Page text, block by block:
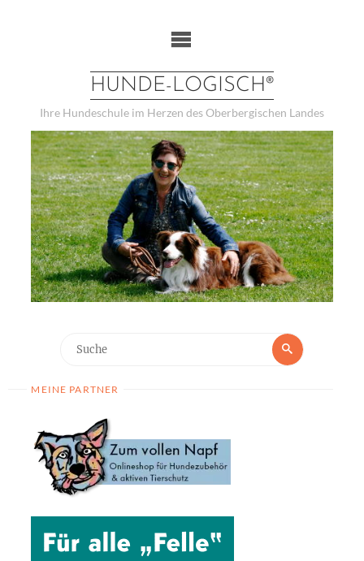
HUNDE-LOGISCH®
Ihre Hundeschule im Herzen des Oberbergischen Landes
Suche
MEINE PARTNER